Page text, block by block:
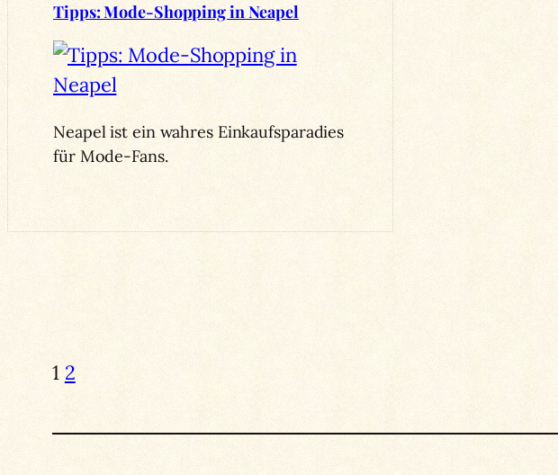
Tipps: Mode-Shopping in Neapel
Neapel ist ein wahres Einkaufsparadies
für Mode-Fans.
1 2